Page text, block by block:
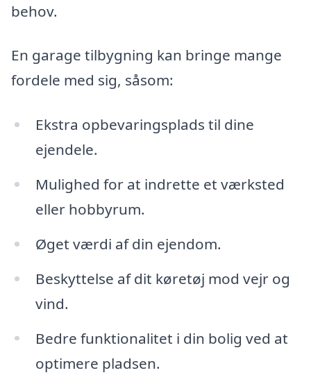
behov.
En garage tilbygning kan bringe mange
fordele med sig, såsom:
Ekstra opbevaringsplads til dine
ejendele.
Mulighed for at indrette et værksted
eller hobbyrum.
Øget værdi af din ejendom.
Beskyttelse af dit køretøj mod vejr og
vind.
Bedre funktionalitet i din bolig ved at
optimere pladsen.